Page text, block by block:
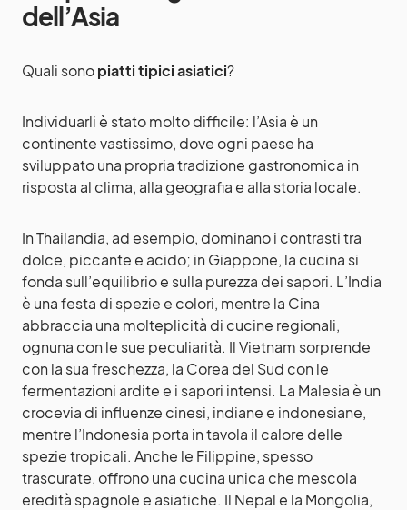
dell’Asia
Quali sonopiatti tipici asiatici?
Individuarli è stato molto difficile: l’Asia è un
continente vastissimo, dove ogni paese ha
sviluppato una propria tradizione gastronomica in
risposta al clima, alla geografia e alla storia locale.
In Thailandia, ad esempio, dominano i contrasti tra
dolce, piccante e acido; in Giappone, la cucina si
fonda sull’equilibrio e sulla purezza dei sapori. L’India
è una festa di spezie e colori, mentre la Cina
abbraccia una molteplicità di cucine regionali,
ognuna con le sue peculiarità. Il Vietnam sorprende
con la sua freschezza, la Corea del Sud con le
fermentazioni ardite e i sapori intensi. La Malesia è un
crocevia di influenze cinesi, indiane e indonesiane,
mentre l’Indonesia porta in tavola il calore delle
spezie tropicali. Anche le Filippine, spesso
trascurate, offrono una cucina unica che mescola
eredità spagnole e asiatiche. Il Nepal e la Mongolia,